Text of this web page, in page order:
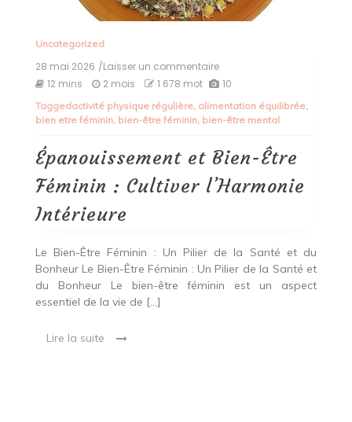
Uncategorized
28 mai 2026 /Laisser un commentaireon
Épanouissement
Bien-
Être
:
Cultiver
l’Harmonie
Intérieure
12 mins 2 mois 1 678 mot 10
Taggedactivité physique régulière, alimentation équilibrée,
bien etre féminin, bien-être féminin, bien-être mental
Épanouissement et Bien-Être
Féminin : Cultiver l’Harmonie
Intérieure
Le Bien-Être Féminin : Un Pilier de la Santé et du
Bonheur Le Bien-Être Féminin : Un Pilier de la Santé et
du Bonheur Le bien-être féminin est un aspect
essentiel de la vie de […]
Lire la suite